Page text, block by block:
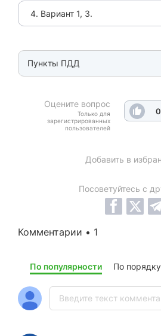
4. Вариант 1, 3.
Пункты ПДД
Оцените вопрос
Только для
зарегистрированных
пользователей
0
Добавить в
Посоветуйтесь с
Комментарии • 1
По популярности По порядку